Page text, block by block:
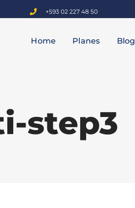
+593 02 227 48 50
Home Planes Blog
step3